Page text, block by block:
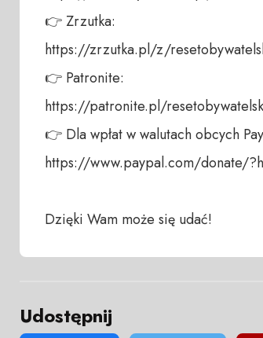
👉 Zrzutka:
https://zrzutka.pl/z/
👉 Patronite:
https://patronite.pl/
👉 Dla wpłat w walutach obcych
https://www.paypal.com/donate/
Dzięki Wam może się udać!
Udostępnij